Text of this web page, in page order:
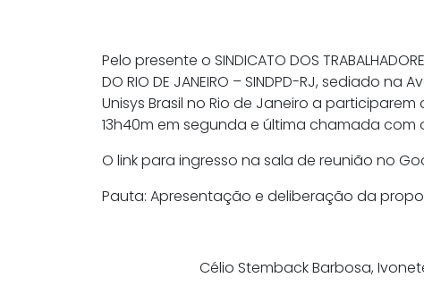
Pelo presente o SINDICATO DOS
DO RIO DE JANEIRO – SINDPD-RJ, sediado
Unisys Brasil no Rio de Janeiro a
13h40m em segunda e última chamada com
O link para ingresso na sala de reunião no
Pauta: Apresentação e deliberação da
Célio Stemback Barbosa,